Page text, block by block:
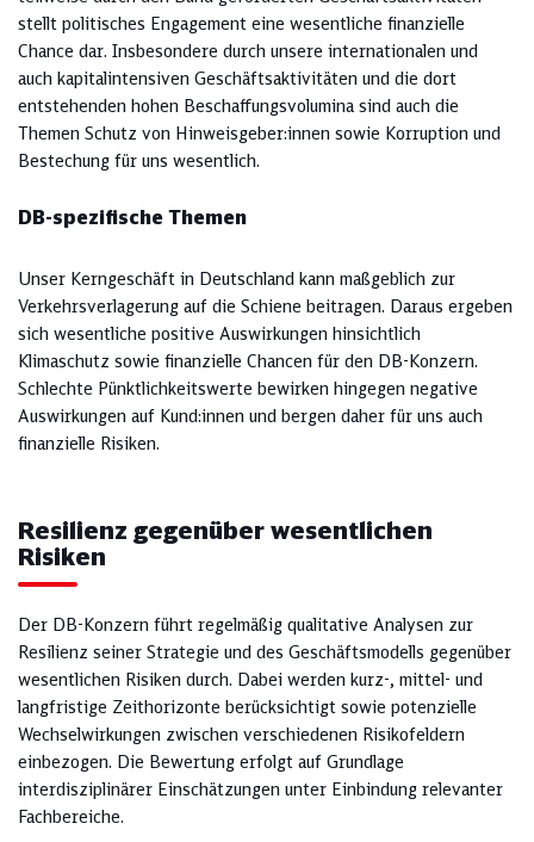
stellt politisches Engagement eine wesentliche finanzielle
Chance dar. Insbesondere durch unsere internationalen und
auch kapitalintensiven Geschäftsaktivitäten und die dort
entstehenden hohen Beschaffungsvolumina sind auch die
Themen Schutz von Hinweisgeber:innen sowie Korruption und
Bestechung für uns wesentlich.
DB-spezifische Themen
Unser Kerngeschäft in Deutschland kann maßgeblich zur
Verkehrsverlagerung auf die Schiene beitragen. Daraus ergeben
sich wesentliche positive Auswirkungen hinsichtlich
Klimaschutz sowie finanzielle Chancen für den DB-Konzern.
Schlechte Pünktlichkeitswerte bewirken hingegen negative
Auswirkungen auf Kund:innen und bergen daher für uns auch
finanzielle Risiken.
Resilienz gegenüber wesentlichen
Risiken
Der DB-Konzern führt regelmäßig qualitative Analysen zur
Resilienz seiner Strategie und des Geschäftsmodells gegenüber
wesentlichen Risiken durch. Dabei werden kurz-, mittel- und
langfristige Zeithorizonte berücksichtigt sowie potenzielle
Wechselwirkungen zwischen verschiedenen Risikofeldern
einbezogen. Die Bewertung erfolgt auf Grundlage
interdisziplinärer Einschätzungen unter Einbindung relevanter
Fachbereiche.